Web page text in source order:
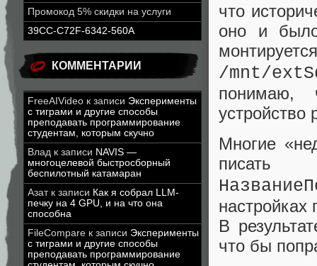
Промокод 5% скидки на услуги
39CC-C72F-6342-560A
КОММЕНТАРИИ
FreeAIVideo к записи Эксперименты
с тиграми и другие способы
преподавать программирование
студентам, которым скучно
Влад к записи NAVIS —
многоцелевой быстросборный
беспилотный катамаран
Азатк записи Как я собрал LLM-
печку на 4 GPU, и на что она
способна
FileCompare к записи Эксперименты
с тиграми и другие способы
преподавать программирование
что
оно и
/mnt/
понимаю,
устройство
Многие
В
что бы